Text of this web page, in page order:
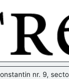
nr. 9,